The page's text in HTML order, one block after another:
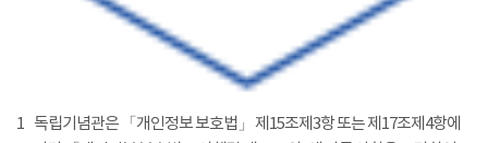
1 독립기념관은 「개인정보 보호법」 제15조제3항 또는 제17조제4항에